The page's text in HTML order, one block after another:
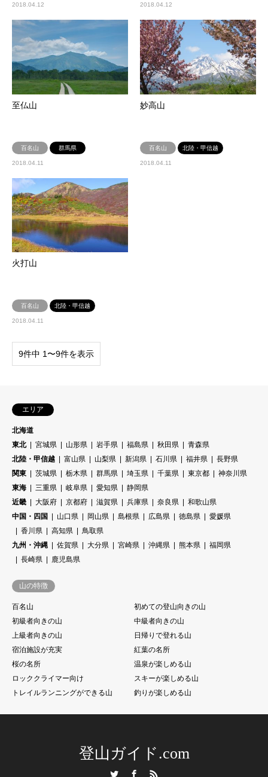
2018.04.12 2018.04.12
至仏山
百名山 群馬県
2018.04.11
妙高山
百名山 北陸・甲信越
2018.04.11
火打山
百名山 北陸・甲信越
2018.04.11
9件中 1〜9件を表示
エリア
北海道
東北
宮城県 山形県 岩手県 福島県 秋田県
青森県
北陸・甲信越
富山県 山梨県 新潟県 石川県 福井県
長野県
関東
茨城県 栃木県 群馬県 埼玉県 千葉県 東京都
神奈川県
東海
三重県 岐阜県 愛知県
静岡県
近畿
大阪府 京都府 滋賀県 兵庫県 奈良県
和歌山県
中国・四国
山口県 岡山県 島根県 広島県 徳島県
愛媛県
香川県
高知県
鳥取県
九州・沖縄
佐賀県 大分県 宮崎県 沖縄県 熊本県
福岡県
長崎県
鹿児島県
山の特徴
百名山
初めての登山向きの山
初級者向きの山
中級者向きの山
上級者向きの山
日帰りで登れる山
宿泊施設が充実
紅葉の名所
桜の名所
温泉が楽しめる山
ロッククライマー向け
スキーが楽しめる山
トレイルランニングができる山
釣りが楽しめる山
登山ガイド.com